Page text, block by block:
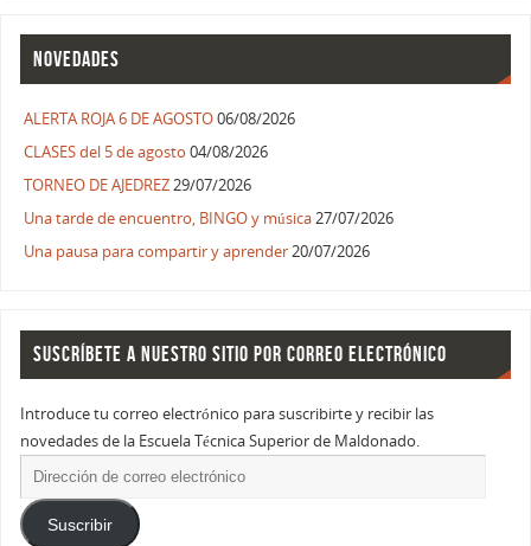
NOVEDADES
ALERTA ROJA 6 DE AGOSTO06/08/2026
CLASES del 5 de agosto 04/08/2026
TORNEO DE AJEDREZ29/07/2026
Una tarde de encuentro, BINGO y música27/07/2026
Una pausa para compartir y aprender20/07/2026
SUSCRÍBETE A NUESTRO SITIO POR CORREO ELECTRÓNICO
Introduce tu correo electrónico para suscribirte y recibir las
novedades de la Escuela Técnica Superior de Maldonado.
Suscribir